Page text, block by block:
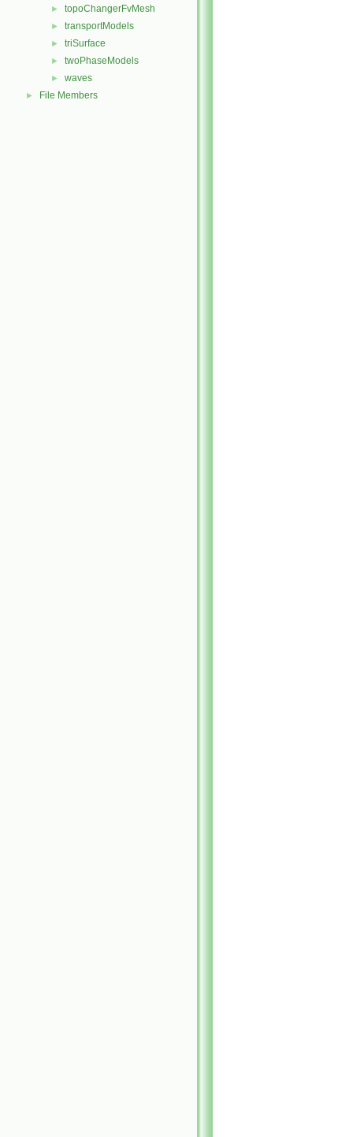
► topoChangerFvMesh
► transportModels
► triSurface
► twoPhaseModels
► waves
► File Members